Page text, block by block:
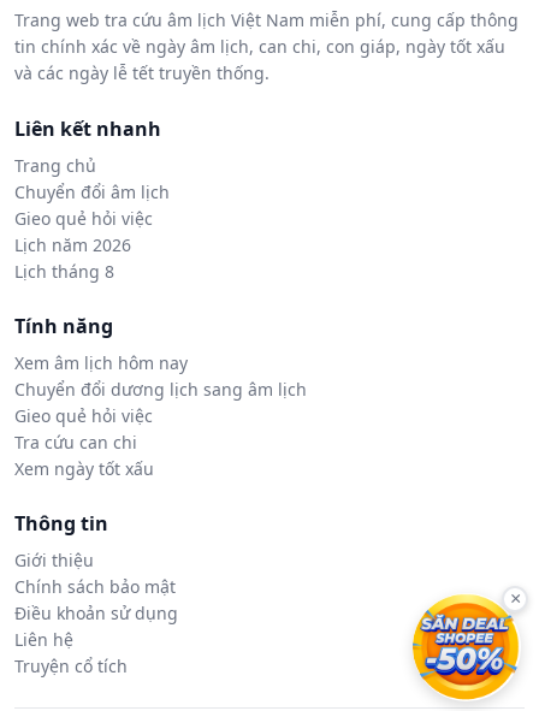
Trang web tra cứu âm lịch Việt Nam miễn phí, cung cấp thông
tin chính xác về ngày âm lịch, can chi, con giáp, ngày tốt xấu
và các ngày lễ tết truyền thống.
Liên kết nhanh
Trang chủ
Chuyển đổi âm lịch
Gieo quẻ hỏi việc
Lịch năm 2026
Lịch tháng 8
Tính năng
Xem âm lịch hôm nay
Chuyển đổi dương lịch sang âm lịch
Gieo quẻ hỏi việc
Tra cứu can chi
Xem ngày tốt xấu
Thông tin
Giới thiệu
Chính sách bảo mật
Điều khoản sử dụng
Liên hệ
Truyện cổ tích
×